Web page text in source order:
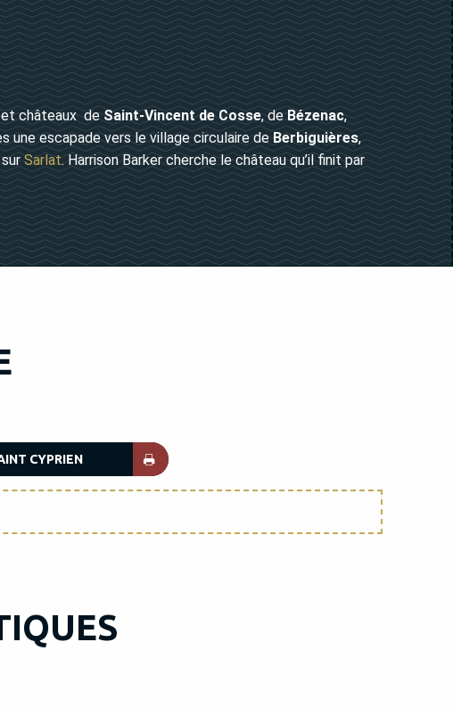
et châteaux deSaint-Vincent de Cosse, deBézenac,
une escapade vers le village circulaire deBerbiguières,
surSarlat. Harrison Barker cherche le château qu’il finit par
CYPRIEN